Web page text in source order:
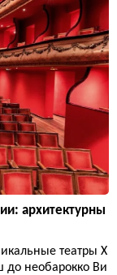
архитектурны
театры X
до необарокко Ви